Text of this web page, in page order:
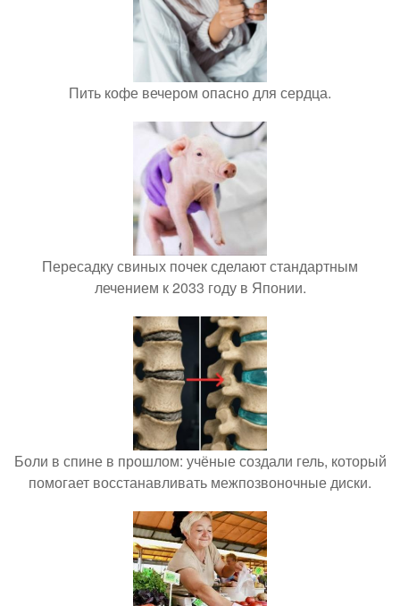
Пить кофе вечером опасно для сердца.
Пересадку свиных почек сделают стандартным
лечением к 2033 году в Японии.
Боли в спине в прошлом: учёные создали гель, который
помогает восстанавливать межпозвоночные диски.